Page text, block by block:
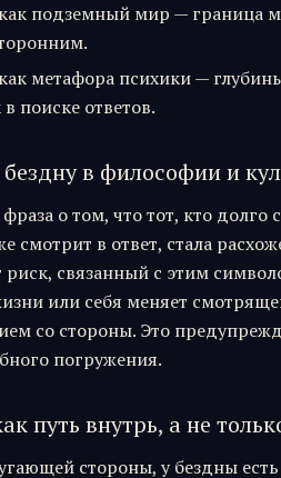
подземный мир —
метафора психики —
поиске ответов.
бездну в философии и
о том, что тот, кто
смотрит в ответ, стала
риск, связанный с этим
или себя меняет
со стороны. Это
погружения.
путь внутрь, а не
стороны, у бездны есть